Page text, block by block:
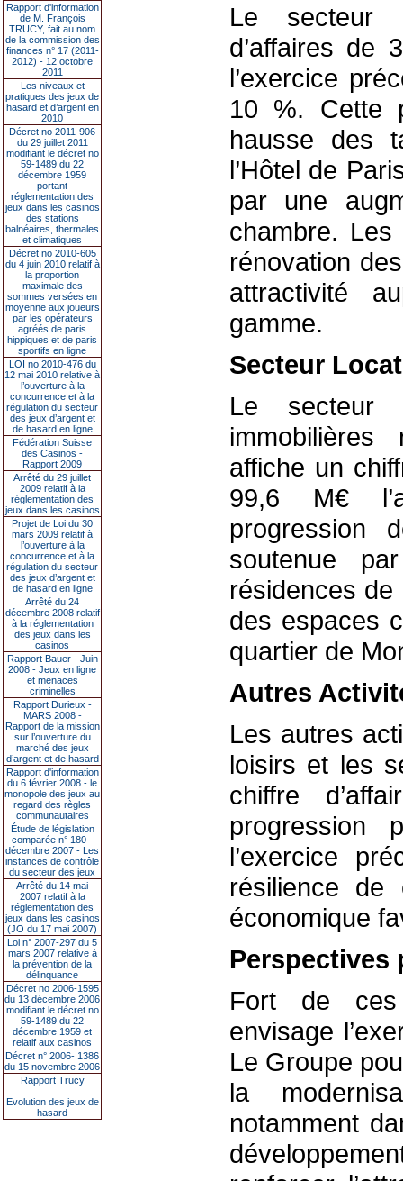
Rapport d'information
de M. François
TRUCY, fait au nom
de la commission des
finances n° 17 (2011-
2012) - 12 octobre
2011
Les niveaux et
pratiques des jeux de
hasard et d’argent en
2010
Décret no 2011-906
du 29 juillet 2011
modifiant le décret no
59-1489 du 22
décembre 1959
portant
réglementation des
jeux dans les casinos
des stations
balnéaires, thermales
et climatiques
Décret no 2010-605
du 4 juin 2010 relatif à
la proportion
maximale des
sommes versées en
moyenne aux joueurs
par les opérateurs
agréés de paris
hippiques et de paris
sportifs en ligne
LOI no 2010-476 du
12 mai 2010 relative à
l’ouverture à la
concurrence et à la
régulation du secteur
des jeux d’argent et
de hasard en ligne
Fédération Suisse
des Casinos -
Rapport 2009
Arrêté du 29 juillet
2009 relatif à la
réglementation des
jeux dans les casinos
Projet de Loi du 30
mars 2009 relatif à
l’ouverture à la
concurrence et à la
régulation du secteur
des jeux d’argent et
de hasard en ligne
Arrêté du 24
décembre 2008 relatif
à la réglementation
des jeux dans les
casinos
Rapport Bauer - Juin
2008 - Jeux en ligne
et menaces
criminelles
Rapport Durieux -
MARS 2008 -
Rapport de la mission
sur l’ouverture du
marché des jeux
d’argent et de hasard
Rapport d'information
du 6 février 2008 - le
monopole des jeux au
regard des règles
communautaires
Étude de législation
comparée n° 180 -
décembre 2007 - Les
instances de contrôle
du secteur des jeux
Arrêté du 14 mai
2007 relatif à la
réglementation des
jeux dans les casinos
(JO du 17 mai 2007)
Loi n° 2007-297 du 5
mars 2007 relative à
la prévention de la
délinquance
Décret no 2006-1595
du 13 décembre 2006
modifiant le décret no
59-1489 du 22
décembre 1959 et
relatif aux casinos
Décret n° 2006- 1386
du 15 novembre 2006
Rapport Trucy
Evolution des jeux de
hasard
Le secteur
d’affaires de
l’exercice
10 %. Cette
hausse des
l’Hôtel de
par une
chambre.
rénovation
attractivité
gamme.
Secteur
Le secteur
immobilières
affiche un
99,6 M€
progression
soutenue
résidences
des espaces
quartier de
Autres
Les autres
loisirs et les
chiffre
l’exercice
résilience de
économique
Perspectives
Fort de ces
envisage
Le Groupe
la
notamment